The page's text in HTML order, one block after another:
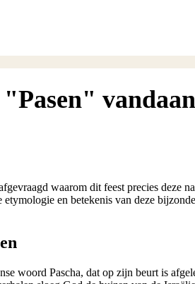
waarom dit feest precies deze
en betekenis van deze
woord Pascha, dat op zijn beurt is